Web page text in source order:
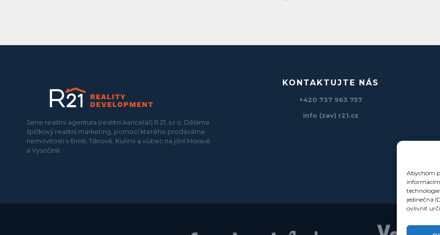
Abychom
informacím
jedinečná
ovlivnit
Jsme realitní agentura (realitní kancelář) R 21, s.r.o. Děláme
špičkový realitní marketing, pomocí kterého prodáváme
nemovitosti v Brně, Tišnově, Kuřimi a vůbec na jižní Moravě
a Vysočině.
KONTAKTUJTE NÁS
+420 737 963 757
info (zav) r21.cz